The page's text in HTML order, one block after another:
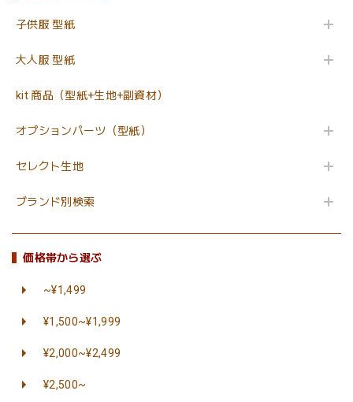
子供服 型紙
大人服 型紙
kit 商品（型紙+生地+副資材）
オプションパーツ（型紙）
セレクト生地
ブランド別検索
価格帯から選ぶ
~¥1,499
¥1,500~¥1,999
¥2,000~¥2,499
¥2,500~